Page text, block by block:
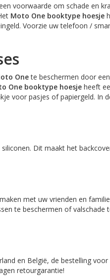
voorwaarde om schade en
Moto One booktype hoesje
Voorzie uw telefoon /
Onete beschermen door
One booktype hoesje heeft
voor pasjes of papiergeld. In
Dit maakt het
met uw vrienden en
te beschermen of valschade
en België, de bestelling
retourgarantie!